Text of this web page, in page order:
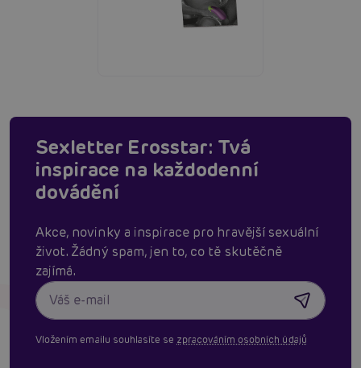
Sexletter Erosstar: Tvá
inspirace na každodenní
dovádění
Akce, novinky a inspirace pro hravější sexuální
život. Žádný spam, jen to, co tě skutěčně
zajímá.
Vložením emailu souhlasíte se zpracováním osobních údajů